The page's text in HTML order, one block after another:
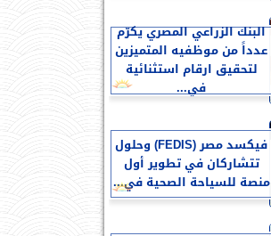
البنك الزراعي المصري يكرّم
عدداً من موظفيه المتميزين
لتحقيق ارقام استثنائية
في...
فيكسد مصر (FEDIS) وحلول
تتشاركان في تطوير أول
منصة للسياحة الصحية في...